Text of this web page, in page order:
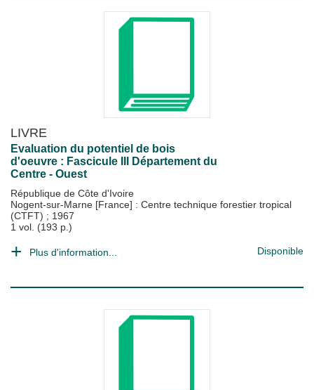
LIVRE
Evaluation du potentiel de bois
d'oeuvre : Fascicule III Département du
Centre - Ouest
République de Côte d'Ivoire
Nogent-sur-Marne [France] : Centre technique forestier tropical
(CTFT) ; 1967
1 vol. (193 p.)
Plus d'information... Disponible